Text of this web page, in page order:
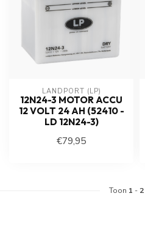
LANDPORT (LP)
12N24-3 MOTOR ACCU
12 VOLT 24 AH (52410 -
LD 12N24-3)
€79,95
Toon 1 - 2